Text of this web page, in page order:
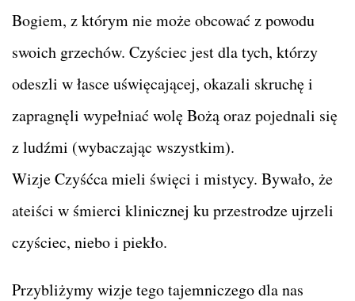
Bogiem, z którym nie może obcować z powodu
swoich grzechów. Czyściec jest dla tych, którzy
odeszli w łasce uświęcającej, okazali skruchę i
zapragnęli wypełniać wolę Bożą oraz pojednali się
z ludźmi (wybaczając wszystkim).
Wizje Czyśćca mieli święci i mistycy. Bywało, że
ateiści w śmierci klinicznej ku przestrodze ujrzeli
czyściec, niebo i piekło.
Przybliżymy wizje tego tajemniczego dla nas